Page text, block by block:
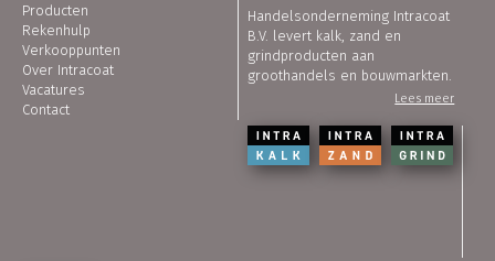
Producten
Rekenhulp
Verkooppunten
Over Intracoat
Vacatures
Contact
Handelsonderneming Intracoat
B.V. levert kalk, zand en
grindproducten aan
groothandels en bouwmarkten.
Lees meer